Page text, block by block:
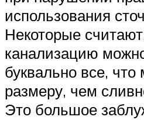
использования
Некоторые
канализацию
буквально все,
размеру, чем
Это большое